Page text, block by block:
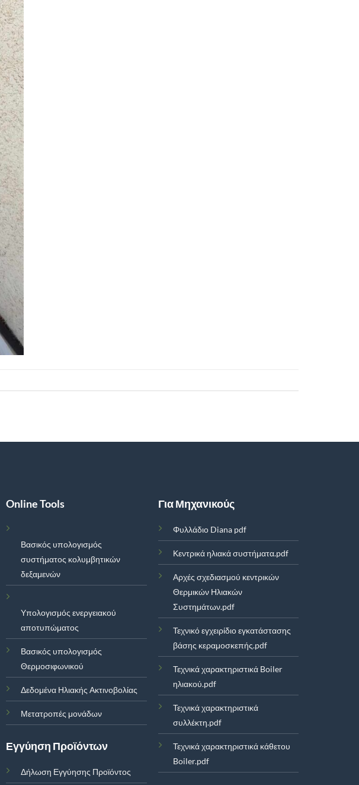
Online Tools
Βασικός υπολογισμός
συστήματος κολυμβητικών
δεξαμενών
Υπολογισμός ενεργειακού
αποτυπώματος
Βασικός υπολογισμός
Θερμοσιφωνικού
Δεδομένα Ηλιακής Ακτινοβολίας
Μετατροπές μονάδων
Εγγύηση Προϊόντων
Δήλωση Εγγύησης Προϊόντος
Για Μηχανικούς
Φυλλάδιο Diana pdf
Κεντρικά ηλιακά συστήματα.pdf
Αρχές σχεδιασμού κεντρικών
Θερμικών Ηλιακών
Συστημάτων.pdf
Τεχνικό εγχειρίδιο εγκατάστασης
βάσης κεραμοσκεπής.pdf
Τεχνικά χαρακτηριστικά Boiler
ηλιακού.pdf
Τεχνικά χαρακτηριστικά
συλλέκτη.pdf
Τεχνικά χαρακτηριστικά κάθετου
Boiler.pdf